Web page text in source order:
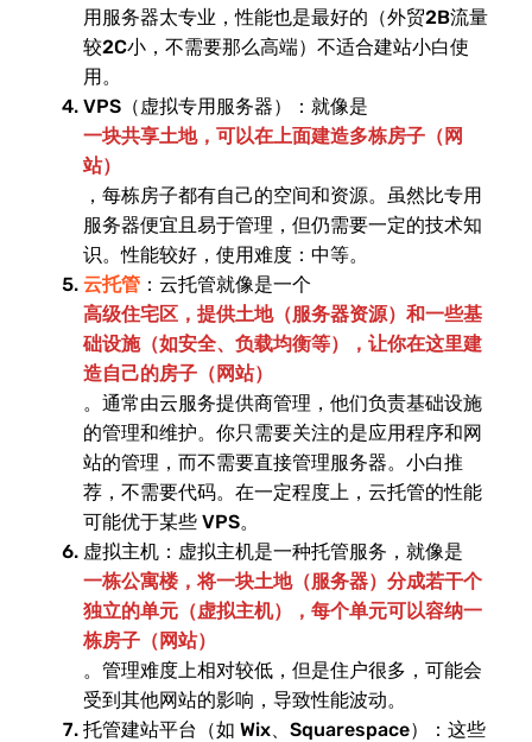
用服务器太专业，性能也是最好的（外贸2B流量
较2C小，不需要那么高端）不适合建站小白使
用。
VPS（虚拟专用服务器）：就像是
一块共享土地，可以在上面建造多栋房子（网
站）
，每栋房子都有自己的空间和资源。虽然比专用
服务器便宜且易于管理，但仍需要一定的技术知
识。性能较好，使用难度：中等。
云托管 ：云托管就像是一个
高级住宅区，提供土地（服务器资源）和一些基
础设施（如安全、负载均衡等），让你在这里建
造自己的房子（网站）
。通常由云服务提供商管理，他们负责基础设施
的管理和维护。你只需要关注的是应用程序和网
站的管理，而不需要直接管理服务器。小白推
荐，不需要代码。在一定程度上，云托管的性能
可能优于某些 VPS。
虚拟主机：虚拟主机是一种托管服务，就像是
一栋公寓楼，将一块土地（服务器）分成若干个
独立的单元（虚拟主机），每个单元可以容纳一
栋房子（网站）
。管理难度上相对较低，但是住户很多，可能会
受到其他网站的影响，导致性能波动。
托管建站平台（如 Wix、Squarespace）：这些